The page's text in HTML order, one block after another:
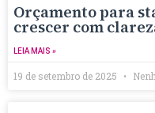
Orçamento para
crescer com
LEIA MAIS »
19 de setembro de 2025